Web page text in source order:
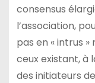
consensus
l’association,
pas en « intrus
ceux existant, à
des initiateurs